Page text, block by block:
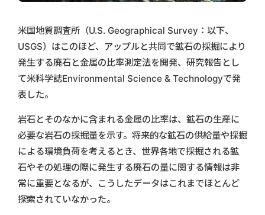
米国地質調査所（U.S. Geographical Survey：以下、
USGS）はこのほど、アップルと共同で鉱石の採掘により
発生する廃石と金属の比率測定法を開発、研究報告とし
て米科学誌Environmental Science & Technologyで発
表した。
岩石とそのなかに含まれる金属の比率は、鉱石の生産に
必要な岩石の採掘量を示す。将来的な鉱石の供給量や採掘
による環境負荷を考えるとき、世界各地で採掘される鉱
石やその処理の際に発生する廃石の量に関する情報は非
常に重要となるが、こうしたデータはこれまでほとんど
探索されていなかった。